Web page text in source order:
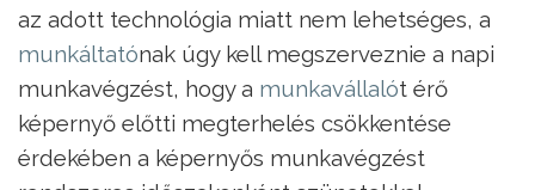
az adott technológia miatt nem lehetséges, a
munkáltatónak úgy kell megszerveznie a napi
munkavégzést, hogy a munkavállalót érő
képernyő előtti megterhelés csökkentése
érdekében a képernyős munkavégzést